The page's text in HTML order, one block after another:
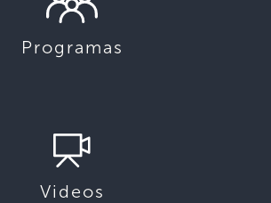
Programas
Videos